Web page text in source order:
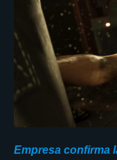
Empresa confirma